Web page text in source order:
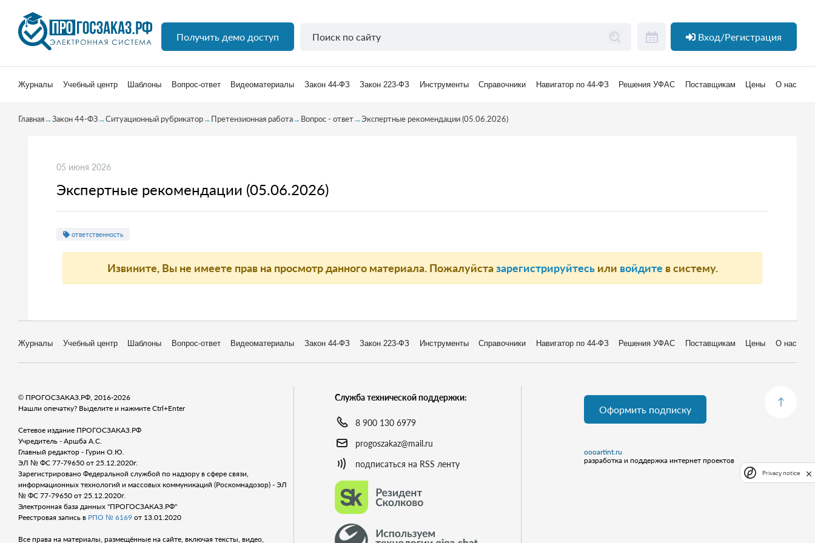
Получить демо доступ Вход/Регистрация
Журналы Учебный центр Шаблоны Вопрос-ответ Видеоматериалы Закон 44-ФЗ Закон 223-ФЗ Инструменты Справочники Навигатор по 44-ФЗ Решения УФАС Поставщикам Цены О нас
Главная→Закон 44-ФЗ→Ситуационный рубрикатор→Претензионная работа→Вопрос - ответ→Экспертные рекомендации (05.06.2026)
05 июня 2026
Экспертные рекомендации (05.06.2026)
ответственность
Извините, Вы не имеете прав на просмотр данного материала. Пожалуйстазарегистрируйтесьили войдите в систему.
Журналы Учебный центр Шаблоны Вопрос-ответ Видеоматериалы Закон 44-ФЗ Закон 223-ФЗ Инструменты Справочники Навигатор по 44-ФЗ Решения УФАС Поставщикам Цены О нас
© ПРОГОСЗАКАЗ.РФ, 2016-2026
Нашли опечатку? Выделите и нажмите Ctrl+Enter
Сетевое издание ПРОГОСЗАКАЗ.РФ
Учредитель - Аршба А.С.
Главный редактор - Гурин О.Ю.
ЭЛ № ФС 77-79650 от 25.12.2020г.
Зарегистрировано Федеральной службой по надзору в сфере связи,
информационных технологий и массовых коммуникаций (Роскомнадозор) - ЭЛ
№ ФС 77-79650 от 25.12.2020г.
Электронная база данных "ПРОГОСЗАКАЗ.РФ"
Реестровая запись в РПО № 6169 от 13.01.2020
Все права на материалы, размещённые на сайте, включая тексты, видео,
Служба технической поддержки:
8 900 130 6979
progoszakaz@mail.ru
подписаться на RSS ленту
Оформить подписку
oooartint.ru
разработка и поддержка интернет проектов
Privacy notice